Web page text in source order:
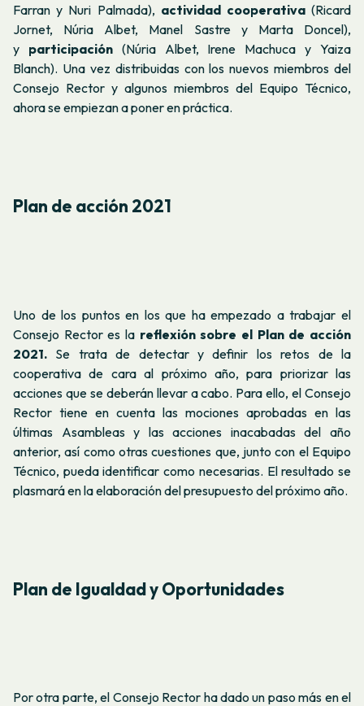
Farran y Nuri Palmada), actividad cooperativa(Ricard
Jornet, Núria Albet, Manel Sastre y Marta Doncel),
y participación(Núria Albet, Irene Machuca y Yaiza
Blanch). Una vez distribuidas con los nuevos miembros del
Consejo Rector y algunos miembros del Equipo Técnico,
ahora se empiezan a poner en práctica.
Plan de acción 2021
Uno de los puntos en los que ha empezado a trabajar el
Consejo Rector es la reflexión sobre el Plan de acción
2021. Se trata de detectar y definir los retos de la
cooperativa de cara al próximo año, para priorizar las
acciones que se deberán llevar a cabo. Para ello, el Consejo
Rector tiene en cuenta las mociones aprobadas en las
últimas Asambleas y las acciones inacabadas del año
anterior, así como otras cuestiones que, junto con el Equipo
Técnico, pueda identificar como necesarias. El resultado se
plasmará en la elaboración del presupuesto del próximo año.
Plan de Igualdad y Oportunidades
Por otra parte, el Consejo Rector ha dado un paso más en el